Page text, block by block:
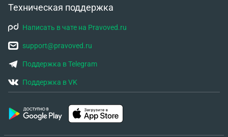
Техническая поддержка
Написать в чате на Pravoved.ru
support@pravoved.ru
Поддержка в Telegram
Поддержка в VK